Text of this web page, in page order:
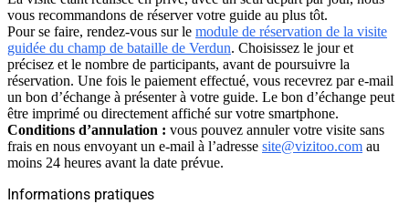
vous recommandons de réserver votre guide au plus tôt.
Pour se faire, rendez-vous sur le module de réservation de la visite
guidée du champ de bataille de Verdun. Choisissez le jour et
précisez et le nombre de participants, avant de poursuivre la
réservation. Une fois le paiement effectué, vous recevrez par e-mail
un bon d’échange à présenter à votre guide. Le bon d’échange peut
être imprimé ou directement affiché sur votre smartphone.
Conditions d’annulation : vous pouvez annuler votre visite sans
frais en nous envoyant un e-mail à l’adresse site@vizitoo.com au
moins 24 heures avant la date prévue.
Informations pratiques